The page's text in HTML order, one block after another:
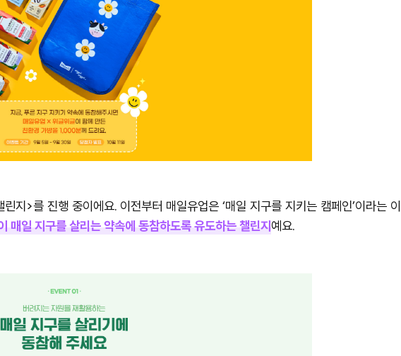
지>를 진행 중이에요. 이전부터 매일유업은 ‘매일 지구를 지키는 캠페인’이라는
매일 지구를 살리는 약속에 동참하도록 유도하는 챌린지예요.